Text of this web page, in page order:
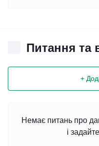
Питання та
+
Немає питань про
і